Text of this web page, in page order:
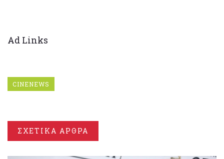
Ad Links
CINENEWS
ΣΧΕΤΙΚΑ ΑΡΘΡΑ